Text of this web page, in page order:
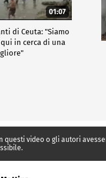
01:07
di Ceuta: "Siamo
in cerca di una
video o gli autori